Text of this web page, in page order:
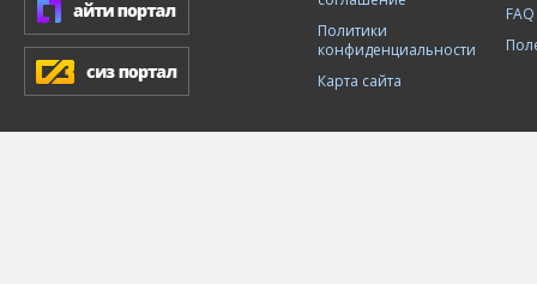
Политики
конфиденциальности
Карта сайта
FAQ